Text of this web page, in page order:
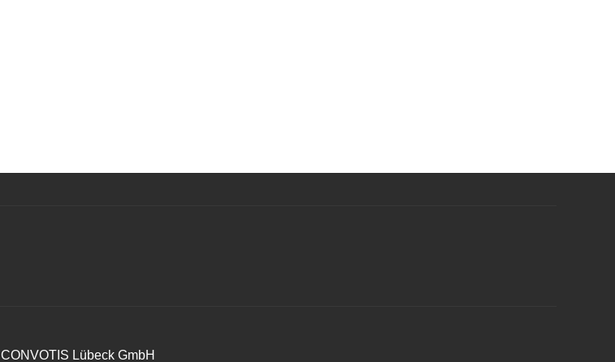
CONVOTIS Lübeck GmbH